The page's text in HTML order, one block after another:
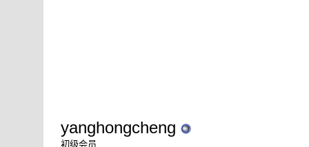
yanghongcheng
初级会员